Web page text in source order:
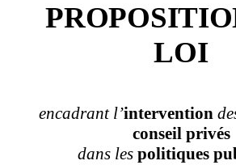
LOI
encadrant l’intervention
conseil privés
dans les politiques